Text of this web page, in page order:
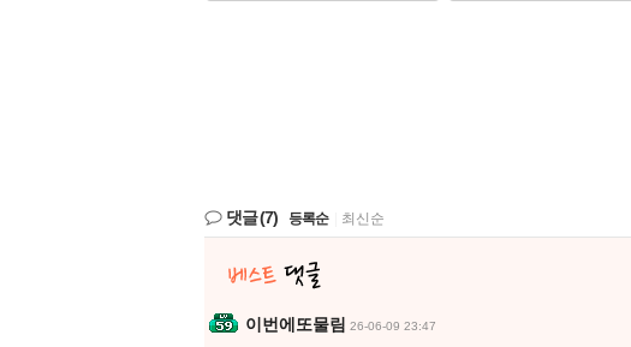
댓글(7) 등록순 최신순
이번에또물림 26-06-09 23:47